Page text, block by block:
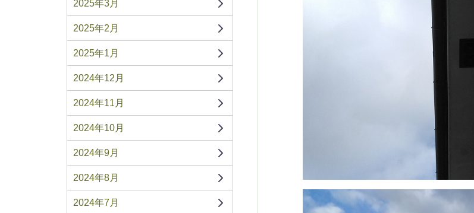
2025年3月
2025年2月
2025年1月
2024年12月
2024年11月
2024年10月
2024年9月
2024年8月
2024年7月